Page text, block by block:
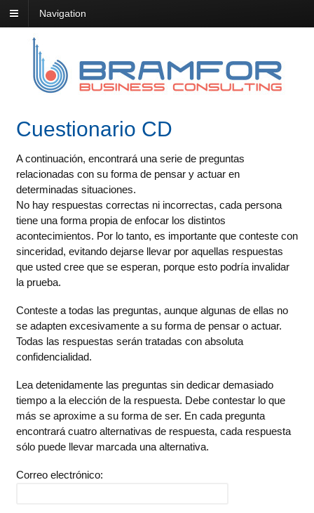
Navigation
Cuestionario CD
A continuación, encontrará una serie de preguntas
relacionadas con su forma de pensar y actuar en
determinadas situaciones.
No hay respuestas correctas ni incorrectas, cada persona
tiene una forma propia de enfocar los distintos
acontecimientos. Por lo tanto, es importante que conteste con
sinceridad, evitando dejarse llevar por aquellas respuestas
que usted cree que se esperan, porque esto podría invalidar
la prueba.
Conteste a todas las preguntas, aunque algunas de ellas no
se adapten excesivamente a su forma de pensar o actuar.
Todas las respuestas serán tratadas con absoluta
confidencialidad.
Lea detenidamente las preguntas sin dedicar demasiado
tiempo a la elección de la respuesta. Debe contestar lo que
más se aproxime a su forma de ser. En cada pregunta
encontrará cuatro alternativas de respuesta, cada respuesta
sólo puede llevar marcada una alternativa.
Correo electrónico: